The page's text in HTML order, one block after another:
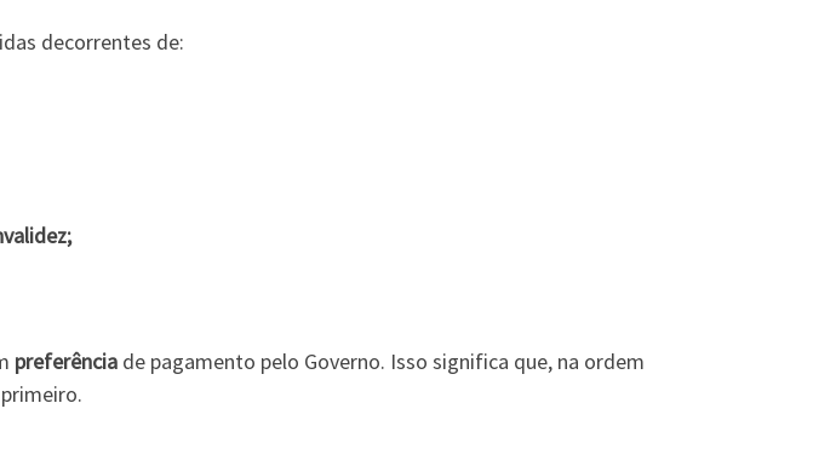
decorrentes de:
preferência de pagamento pelo Governo. Isso significa que, na ordem